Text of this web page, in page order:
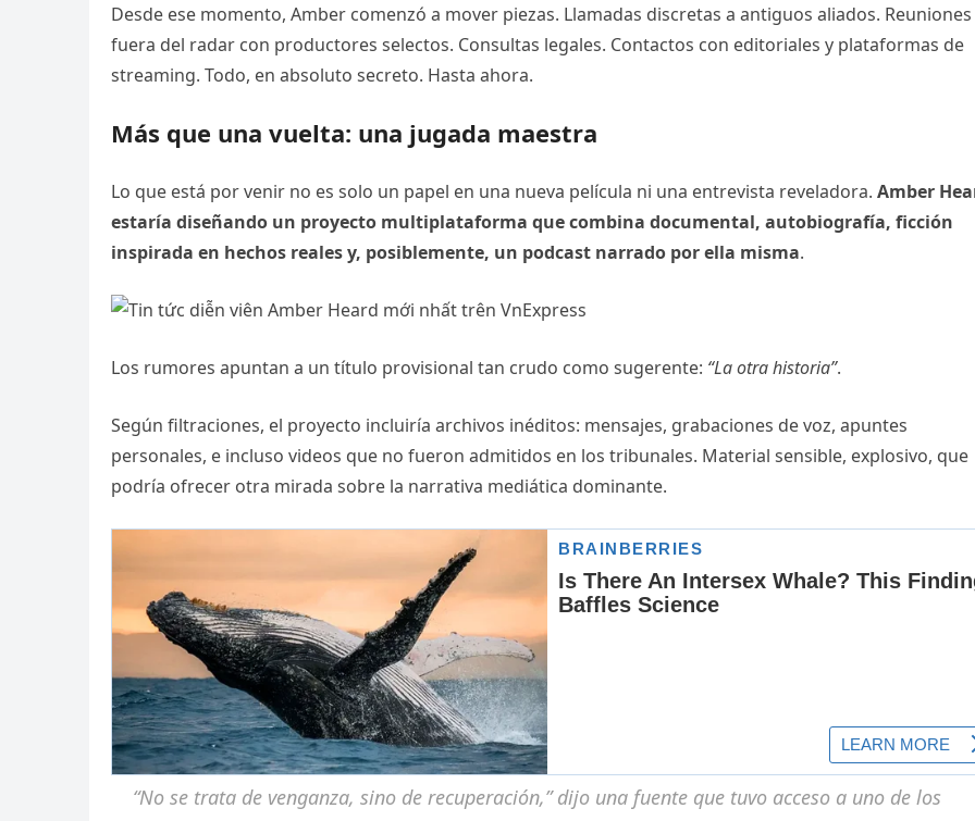
Desde ese momento, Amber comenzó a mover piezas. Llamadas discretas a antiguos aliados. Reuniones
fuera del radar con productores selectos. Consultas legales. Contactos con editoriales y plataformas de
streaming. Todo, en absoluto secreto. Hasta ahora.
Más que una vuelta: una jugada maestra
Lo que está por venir no es solo un papel en una nueva película ni una entrevista reveladora. Amber
estaría diseñando un proyecto multiplataforma que combina documental, autobiografía, ficción
inspirada en hechos reales y, posiblemente, un podcast narrado por ella misma.
Los rumores apuntan a un título provisional tan crudo como sugerente: “La otra historia”.
Según filtraciones, el proyecto incluiría archivos inéditos: mensajes, grabaciones de voz, apuntes
personales, e incluso videos que no fueron admitidos en los tribunales. Material sensible, explosivo, que
podría ofrecer otra mirada sobre la narrativa mediática dominante.
“No se trata de venganza, sino de recuperación,” dijo una fuente que tuvo acceso a uno de los